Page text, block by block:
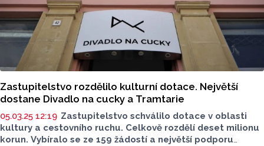
Zastupitelstvo rozdělilo kulturní dotace. Největší
dostane Divadlo na cucky a Tramtarie
05.03.25 12:19 Zastupitelstvo schválilo dotace v oblasti
kultury a cestovního ruchu. Celkově rozdělí deset milionu
korun. Vybíralo se ze 159 žádostí a největší podporu